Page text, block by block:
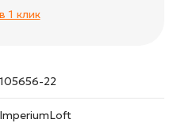
105656-22
ImperiumLoft
1 клик